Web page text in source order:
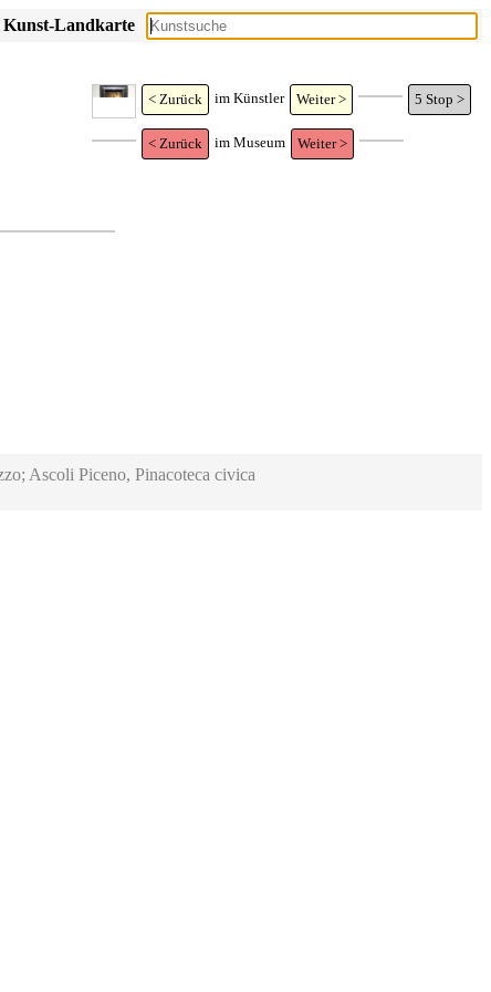
Kunst-Landkarte
< Zurück im Künstler Weiter > 5 Stop >
< Zurück im Museum Weiter >
Ascoli Piceno, Pinacoteca civica